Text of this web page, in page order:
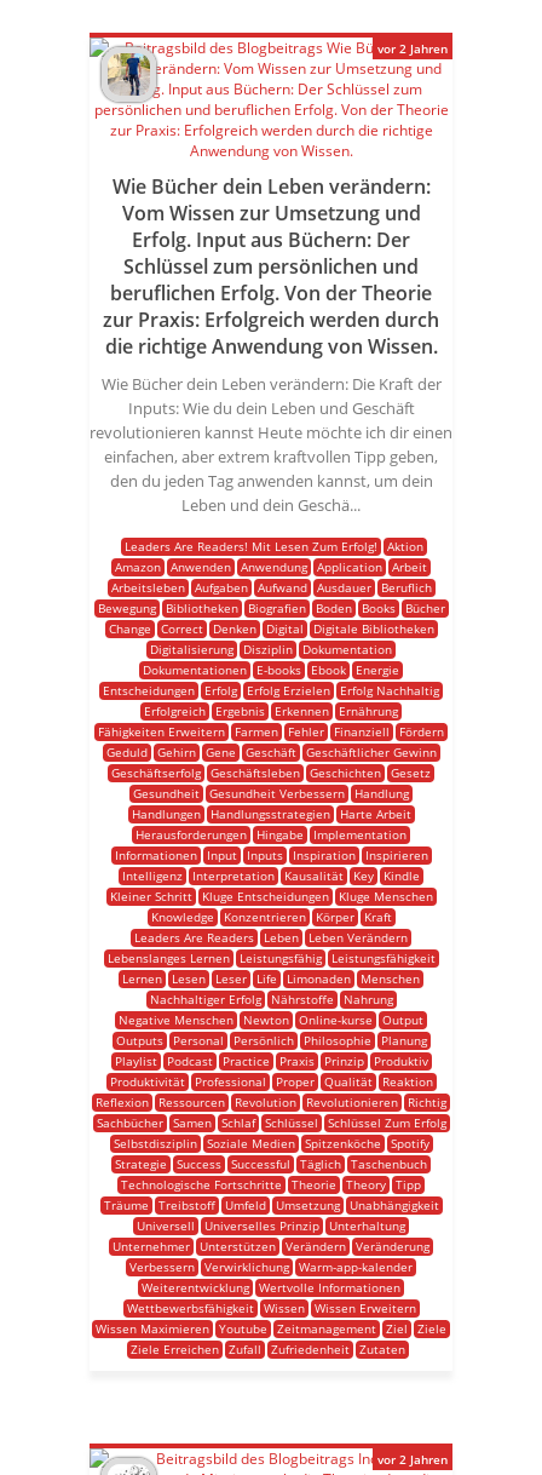
Wie Bücher dein Leben verändern:
Vom Wissen zur Umsetzung und
Erfolg. Input aus Büchern: Der
Schlüssel zum persönlichen und
beruflichen Erfolg. Von der Theorie
zur Praxis: Erfolgreich werden durch
die richtige Anwendung von Wissen.
Wie Bücher dein Leben verändern: Die Kraft der
Inputs: Wie du dein Leben und Geschäft
revolutionieren kannst Heute möchte ich dir einen
einfachen, aber extrem kraftvollen Tipp geben,
den du jeden Tag anwenden kannst, um dein
Leben und dein Geschä...
Leaders Are Readers! Mit Lesen Zum Erfolg!
Aktion
Amazon Anwenden Anwendung Application Arbeit
Arbeitsleben
Aufgaben Aufwand Ausdauer
Beruflich
Bewegung
Bibliotheken Biografien Boden Books
Bücher
Change
Correct Denken Digital
Digitale Bibliotheken
Digitalisierung
Disziplin
Dokumentation
Dokumentationen
E-books Ebook
Energie
Entscheidungen
Erfolg Erfolg Erzielen
Erfolg Nachhaltig
Erfolgreich
Ergebnis Erkennen
Ernährung
Fähigkeiten Erweitern
Farmen Fehler Finanziell
Fördern
Geduld
Gehirn Gene Geschäft
Geschäftlicher Gewinn
Geschäftserfolg Geschäftsleben Geschichten Gesetz
Gesundheit Gesundheit Verbessern
Handlung
Handlungen
Handlungsstrategien
Harte Arbeit
Herausforderungen
Hingabe
Implementation
Informationen
Input Inputs Inspiration
Inspirieren
Intelligenz
Interpretation Kausalität Key
Kindle
Kleiner Schritt
Kluge Entscheidungen
Kluge Menschen
Knowledge
Konzentrieren Körper
Kraft
Leaders Are Readers
Leben
Leben Verändern
Lebenslanges Lernen
Leistungsfähig
Leistungsfähigkeit
Lernen
Lesen Leser Life Limonaden
Menschen
Nachhaltiger Erfolg
Nährstoffe
Nahrung
Negative Menschen
Newton Online-kurse
Output
Outputs
Personal Persönlich Philosophie
Planung
Playlist
Podcast Practice Praxis Prinzip
Produktiv
Produktivität
Professional Proper Qualität
Reaktion
Reflexion
Ressourcen Revolution Revolutionieren
Richtig
Sachbücher
Samen Schlaf Schlüssel
Schlüssel Zum Erfolg
Selbstdisziplin
Soziale Medien Spitzenköche
Spotify
Strategie
Success Successful Täglich Taschenbuch
Technologische Fortschritte
Theorie Theory Tipp
Träume
Treibstoff Umfeld Umsetzung
Unabhängigkeit
Universell
Universelles Prinzip
Unterhaltung
Unternehmer
Unterstützen Verändern Veränderung
Verbessern Verwirklichung Warm-app-kalender
Weiterentwicklung Wertvolle Informationen
Wettbewerbsfähigkeit
Wissen
Wissen Erweitern
Wissen Maximieren Youtube Zeitmanagement Ziel
Ziele
Ziele Erreichen Zufall Zufriedenheit Zutaten
vor 2 Jahren
vor 2 Jahren